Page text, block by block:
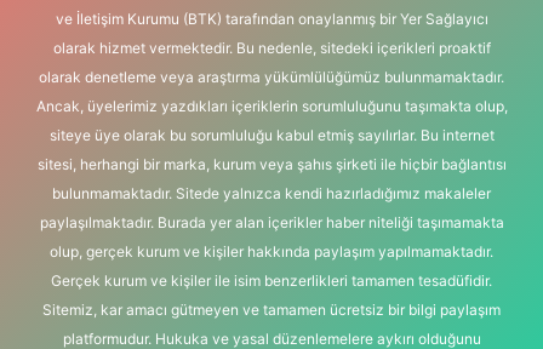
ve İletişim Kurumu (BTK) tarafından onaylanmış bir Yer Sağlayıcı
olarak hizmet vermektedir. Bu nedenle, sitedeki içerikleri proaktif
olarak denetleme veya araştırma yükümlülüğümüz bulunmamaktadır.
Ancak, üyelerimiz yazdıkları içeriklerin sorumluluğunu taşımakta olup,
siteye üye olarak bu sorumluluğu kabul etmiş sayılırlar. Bu internet
sitesi, herhangi bir marka, kurum veya şahıs şirketi ile hiçbir bağlantısı
bulunmamaktadır. Sitede yalnızca kendi hazırladığımız makaleler
paylaşılmaktadır. Burada yer alan içerikler haber niteliği taşımamakta
olup, gerçek kurum ve kişiler hakkında paylaşım yapılmamaktadır.
Gerçek kurum ve kişiler ile isim benzerlikleri tamamen tesadüfidir.
Sitemiz, kar amacı gütmeyen ve tamamen ücretsiz bir bilgi paylaşım
platformudur. Hukuka ve yasal düzenlemelere aykırı olduğunu